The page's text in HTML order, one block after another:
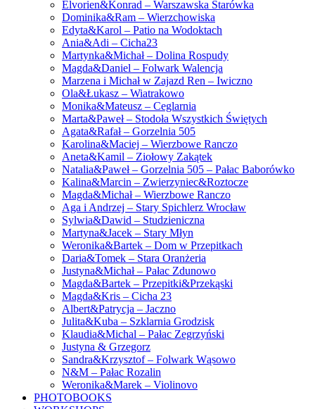
Elvorien&Konrad – Warszawska Starówka
Dominika&Ram – Wierzchowiska
Edyta&Karol – Patio na Wodoktach
Ania&Adi – Cicha23
Martynka&Michał – Dolina Rospudy
Magda&Daniel – Folwark Walencja
Marzena i Michał w Zajazd Ren – Iwiczno
Ola&Łukasz – Wiatrakowo
Monika&Mateusz – Ceglarnia
Marta&Paweł – Stodoła Wszystkich Świętych
Agata&Rafał – Gorzelnia 505
Karolina&Maciej – Wierzbowe Ranczo
Aneta&Kamil – Ziołowy Zakątek
Natalia&Paweł – Gorzelnia 505 – Pałac Baborówko
Kalina&Marcin – Zwierzyniec&Roztocze
Magda&Michał – Wierzbowe Ranczo
Aga i Andrzej – Stary Spichlerz Wrocław
Sylwia&Dawid – Studzieniczna
Martyna&Jacek – Stary Młyn
Weronika&Bartek – Dom w Przepitkach
Daria&Tomek – Stara Oranżeria
Justyna&Michał – Pałac Zdunowo
Magda&Bartek – Przepitki&Przekąski
Magda&Kris – Cicha 23
Albert&Patrycja – Jaczno
Julita&Kuba – Szklarnia Grodzisk
Klaudia&Michal – Pałac Zegrzyński
Justyna & Grzegorz
Sandra&Krzysztof – Folwark Wąsowo
N&M – Pałac Rozalin
Weronika&Marek – Violinovo
PHOTOBOOKS